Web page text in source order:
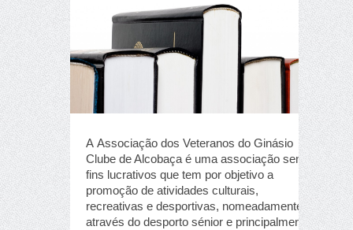
A Associação dos Veteranos do Ginásio
Clube de Alcobaça é uma associação sem
fins lucrativos que tem por objetivo a
promoção de atividades culturais,
recreativas e desportivas, nomeadamente
através do desporto sénior e principalmente